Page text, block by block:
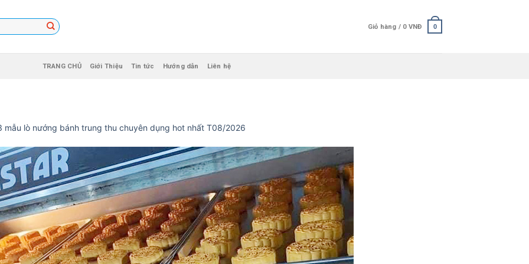
Giỏ hàng / 0 VNĐ 0
TRANG CHỦ Giới Thiệu Tin tức Hướng dẫn Liên hệ
mẫu lò nướng bánh trung thu chuyên dụng hot nhất T08/2026